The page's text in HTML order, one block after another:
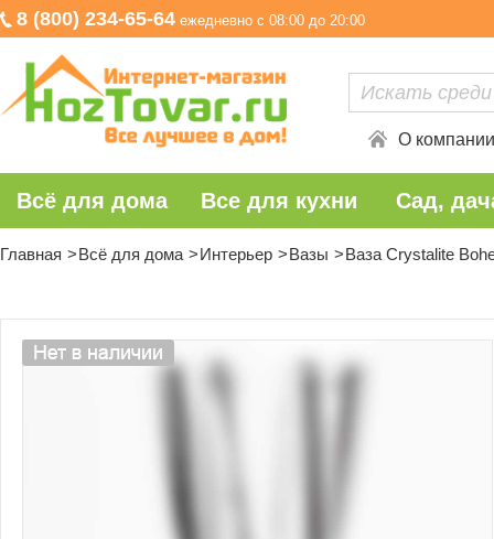
8 (800) 234-65-64 ежедневно с 08:00 до 20:00
О компании
Всё для дома Все для кухни Сад,
Главная Всё для дома Интерьер Вазы Ваза Crystalite